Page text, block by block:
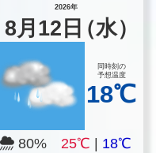
2026年
8月 12 日（水）
同時刻の
予想温度
18℃
80% 25℃ 18℃